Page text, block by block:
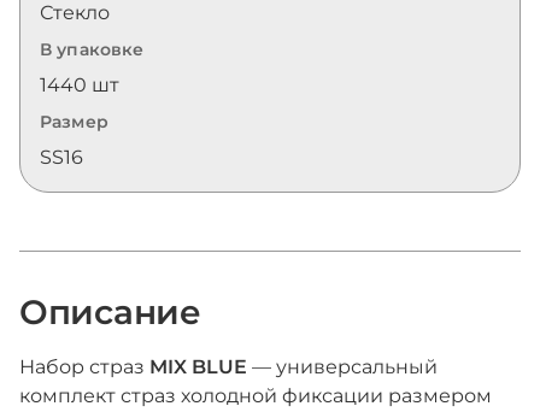
Стекло
В упаковке
1440 шт
Размер
SS16
Описание
Набор страз MIX BLUE — универсальный
комплект страз холодной фиксации размером